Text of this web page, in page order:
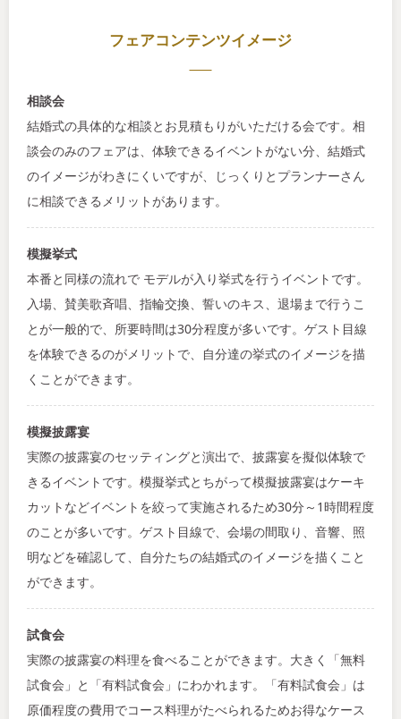
フェアコンテンツイメージ
相談会
結婚式の具体的な相談とお見積もりがいただける会です。相
談会のみのフェアは、体験できるイベントがない分、結婚式
のイメージがわきにくいですが、じっくりとプランナーさん
に相談できるメリットがあります。
模擬挙式
本番と同様の流れで モデルが入り挙式を行うイベントです。
入場、賛美歌斉唱、指輪交換、誓いのキス、退場まで行うこ
とが一般的で、所要時間は30分程度が多いです。ゲスト目線
を体験できるのがメリットで、自分達の挙式のイメージを描
くことができます。
模擬披露宴
実際の披露宴のセッティングと演出で、披露宴を擬似体験で
きるイベントです。模擬挙式とちがって模擬披露宴はケーキ
カットなどイベントを絞って実施されるため30分～1時間程度
のことが多いです。ゲスト目線で、会場の間取り、音響、照
明などを確認して、自分たちの結婚式のイメージを描くこと
ができます。
試食会
実際の披露宴の料理を食べることができます。大きく「無料
試食会」と「有料試食会」にわかれます。「有料試食会」は
原価程度の費用でコース料理がたべられるためお得なケース